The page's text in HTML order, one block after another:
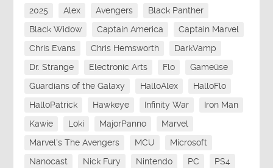
2025 Alex Avengers
Black Panther
Black Widow
Captain America
Captain Marvel
Chris Evans
Chris Hemsworth
DarkVamp
Dr. Strange
Electronic Arts Flo
Gameüse
Guardians of the Galaxy
HalloAlex
HalloFlo
HalloPatrick
Hawkeye Infinity War
Iron Man
Kawie
Loki MajorPanno
Marvel
Marvel's The Avengers
MCU
Microsoft
Nanocast
Nick Fury Nintendo PC
PS4